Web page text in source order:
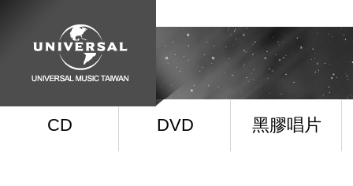
CD DVD 黑膠唱片